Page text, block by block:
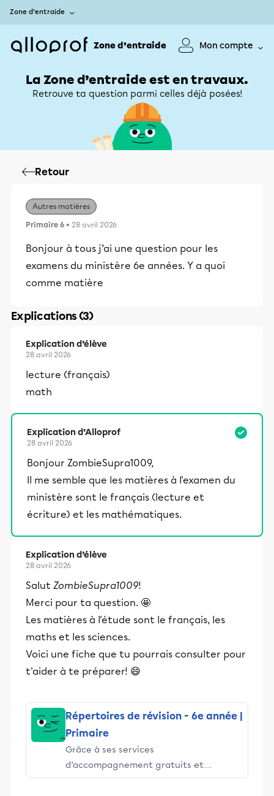
Zone d’entraide
Zone d’entraide Mon compte
La Zone d’entraide est en travaux.
Retrouve ta question parmi celles déjà posées!
Retour
Autres matières
Primaire 6 • 28 avril 2026
Bonjour à tous j’ai une question pour les
examens du ministère 6e années. Y a quoi
comme matière
Explications (3)
Explication d’élève
28 avril 2026
lecture (français)
math
Explication d’Alloprof
28 avril 2026
Bonjour ZombieSupra1009,
Il me semble que les matières à l'examen du
ministère sont le français (lecture et
écriture) et les mathématiques.
Explication d’élève
28 avril 2026
Salut ZombieSupra1009!
Merci pour ta question. 🤩
Les matières à l'étude sont le français, les
maths et les sciences.
Voici une fiche que tu pourrais consulter pour
t'aider à te préparer! 😄
Répertoires de révision - 6e année |
Primaire
Grâce à ses services
d’accompagnement gratuits et
stimulants, Alloprof engage les élèves